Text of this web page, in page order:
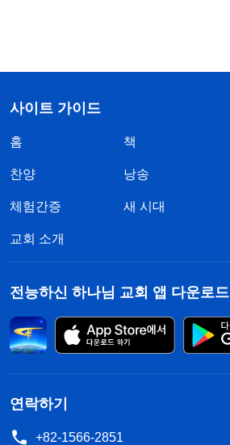
사이트 가이드
홈 책
찬양 낭송
체험간증 새 시대
교회 소개
전능하신 하나님 교회 앱 다운로드
연락하기
+82-1566-2851